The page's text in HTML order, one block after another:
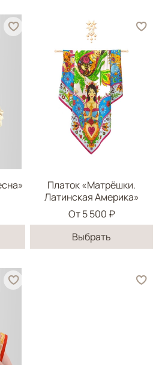
Платок «Матрёшки.
Латинская Америка»
От 5 500 ₽
Выбрать